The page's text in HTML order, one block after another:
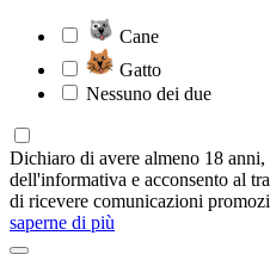
Cane
Gatto
Nessuno dei due
Dichiaro di avere almeno 18
dell'informativa e acconsento al
di ricevere comunicazioni
saperne di più